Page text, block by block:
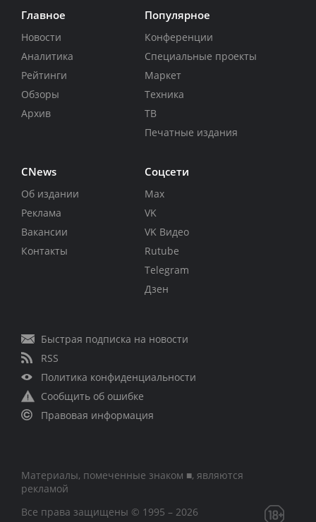
Главное
Новости
Аналитика
Рейтинги
Обзоры
Архив
Популярное
Конференции
Специальные проекты
Маркет
Техника
ТВ
Печатные издания
CNews
Об издании
Реклама
Вакансии
Контакты
Соцсети
Max
VK
VK Видео
Rutube
Telegram
Дзен
Быстрая подписка на новости
RSS
Политика конфиденциальности
Сообщить об ошибке
Правовая информация
Материалы, помеченные знаком ■, являются
рекламой
Все права защищены © 1995 – 2026